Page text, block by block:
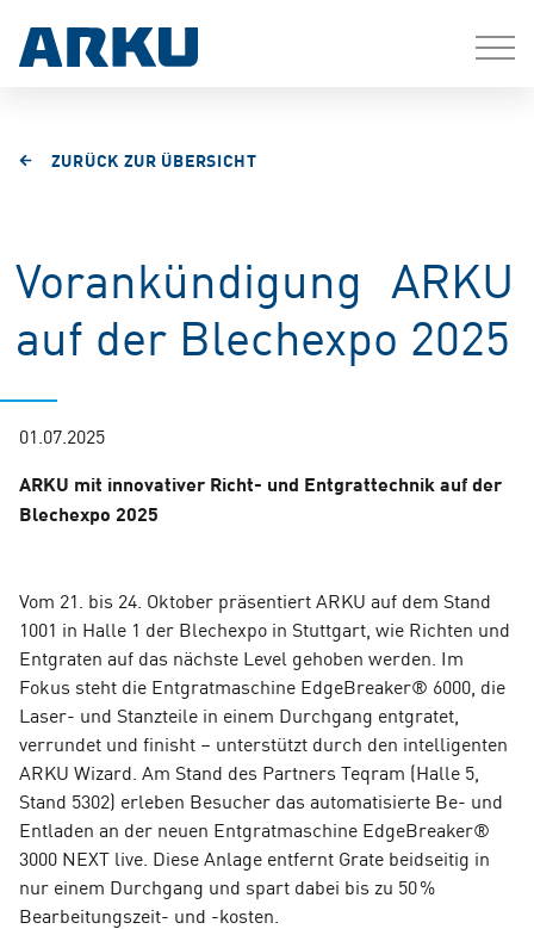
ZURÜCK ZUR ÜBERSICHT
Vorankündigung ARKU
auf der Blechexpo 2025
01.07.2025
ARKU mit innovativer Richt- und Entgrattechnik auf der
Blechexpo 2025
Vom 21. bis 24. Oktober präsentiert ARKU auf dem Stand
1001 in Halle 1 der Blechexpo in Stuttgart, wie Richten und
Entgraten auf das nächste Level gehoben werden. Im
Fokus steht die Entgratmaschine EdgeBreaker® 6000, die
Laser- und Stanzteile in einem Durchgang entgratet,
verrundet und finisht – unterstützt durch den intelligenten
ARKU Wizard. Am Stand des Partners Teqram (Halle 5,
Stand 5302) erleben Besucher das automatisierte Be- und
Entladen an der neuen Entgratmaschine EdgeBreaker®
3000 NEXT live. Diese Anlage entfernt Grate beidseitig in
nur einem Durchgang und spart dabei bis zu 50 %
Bearbeitungszeit- und -kosten.